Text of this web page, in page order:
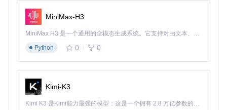
MiniMax-H3
MiniMax H3 是一个通用的全模态生成系统。它支持对由文本、图像、视频和音频组成的多模态上下文进行统一理解，并能生成分辨率高达 2K、时长可达 15 秒的带原生立体声音频的视频。得益于面向任务泛化的系统设计，H3 在预训练阶段就已具备广泛的多模态上下文理解与生成能力，能够出色地执行复杂的多模态指令。
Python
0 0
Kimi-K3
Kimi K3 是Kimi能力最强的模型：这是一个拥有 2.8 万亿参数的混合专家（MoE）模型，具备原生视觉理解能力，并支持 100 万 token 的上下文窗口。